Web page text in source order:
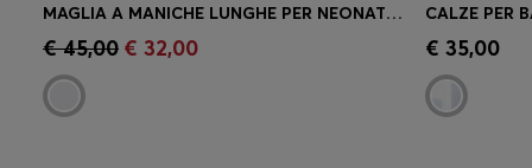
Acquisto rapido
taglia)
MAGLIA A MANICHE LUNGHE PER NEONATI IN COTONE ELASTICIZZATO CON GRAFICA CON LOGO
€ 45,00 € 32,00
taglia)
€ 35,00